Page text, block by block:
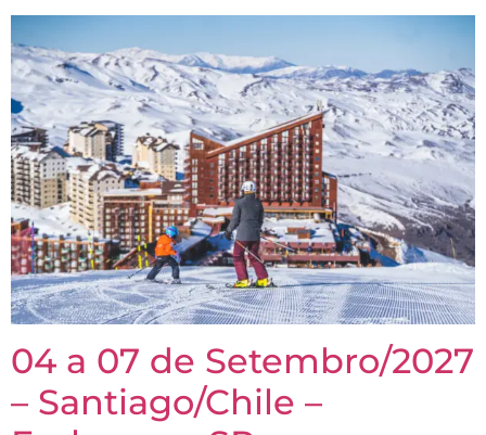
04 a 07 de Setembro/2027
– Santiago/Chile –